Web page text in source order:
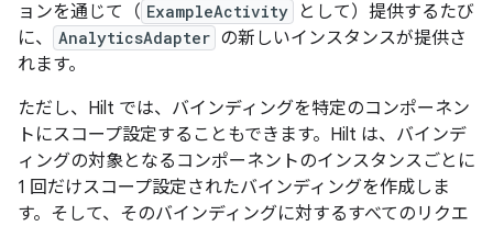
ョンを通じて（ ExampleActivity
として）提供するたび
に、
AnalyticsAdapter の新しいインスタンスが提供さ
れます。
ただし、Hilt では、バインディングを特定のコンポーネン
トにスコープ設定することもできます。Hilt は、バインデ
ィングの対象となるコンポーネントのインスタンスごとに
1 回だけスコープ設定されたバインディングを作成しま
す。そして、そのバインディングに対するすべてのリクエ